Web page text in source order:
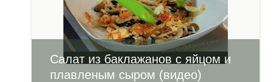
Салат из баклажанов с яйцом и
плавленым сыром (видео)